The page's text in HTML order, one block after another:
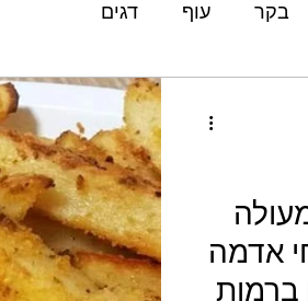
בקר עוף דגים
מוקפץ
קינוחים אפיה
צמחוני טבעוני
אדמה
ברמות